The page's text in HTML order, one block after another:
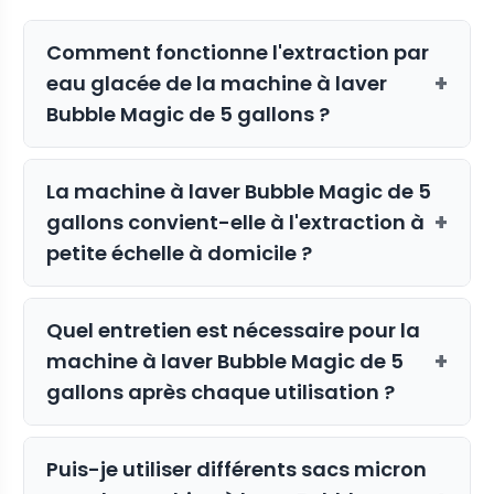
Comment fonctionne l'extraction par
eau glacée de la machine à laver
Bubble Magic de 5 gallons ?
+
L'unité utilise de l'eau glacée et une
agitation automatisée pour séparer les
trichomes de la matière végétale. La
minuterie de 15 minutes exécute des
cycles de mélange avec des intervalles
de 3 minutes, permettant à l'eau glacée
de geler et de briser les trichomes tout
en agitant doucement le mélange pour
une séparation optimale.
La machine à laver Bubble Magic de 5
gallons convient-elle à l'extraction à
petite échelle à domicile ?
+
Oui, la capacité de 5 gallons la rend
idéale pour un usage personnel et de
petits lots. Le mélange automatisé
élimine l'agitation manuelle, ce qui la
rend parfaite pour les débutants ou
ceux qui traitent de plus petites
quantités de matériel à la maison.
Quel entretien est nécessaire pour la
machine à laver Bubble Magic de 5
gallons après chaque utilisation ?
+
Après l'extraction, utilisez la vanne de
vidange intégrée pour vider
Puis-je utiliser différents sacs micron